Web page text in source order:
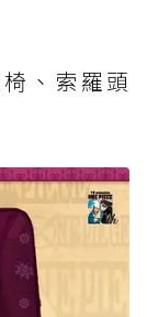
、索羅頭